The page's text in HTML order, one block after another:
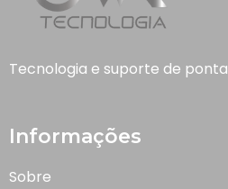
Tecnologia e suporte de ponta
Informações
Sobre